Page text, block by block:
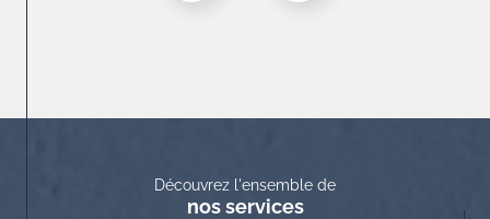
Découvrez l'ensemble de
nos services